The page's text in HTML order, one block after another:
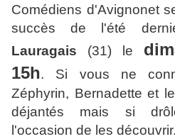
Comédiens d'Avignonet
succès de l'été
Lauragais (31) le
15h. Si vous ne
Zéphyrin, Bernadette et
déjantés mais si
l'occasion de les